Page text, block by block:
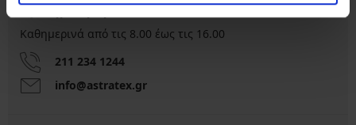
Εξυπηρέτηση πελατών
Καθημερινά από τις 8.00 έως τις 16.00
211 234 1244
info@astratex.gr